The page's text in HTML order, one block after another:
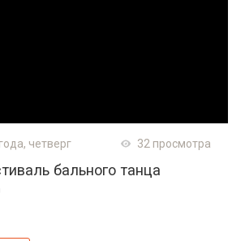
четверг 32 просмотра
бального танца